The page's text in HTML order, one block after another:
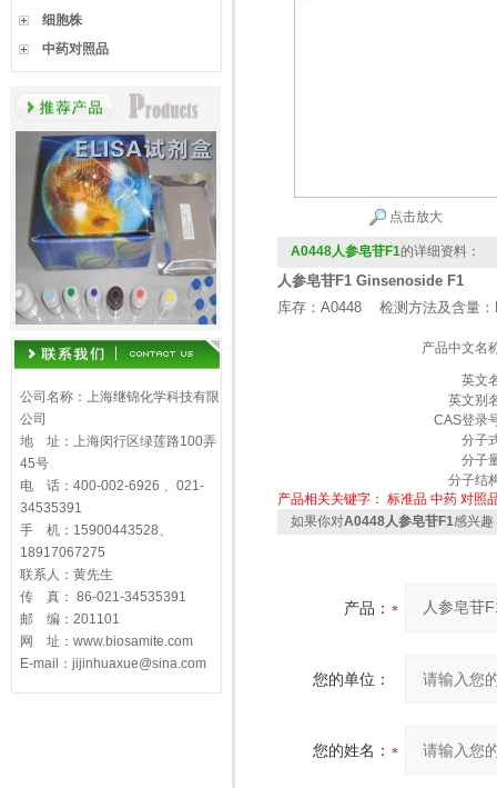
细胞株
中药对照品
公司名称：上海继锦化学科技有限
公司
地 址：上海闵行区绿莲路100弄
45号
电 话：400-002-6926 、021-
34535391
手 机：15900443528、
18917067275
联系人：黄先生
传 真： 86-021-34535391
邮 编：201101
网 址：www.biosamite.com
E-mail：jijinhuaxue@sina.com
点击放大
A0448人参皂苷F1的详细资料：
人参皂苷F1 Ginsenoside F1
库存：A0448 检测方法及含量
产品中文名
英文
英文别
CAS登录
分子
分子
分子结
产品相关关键字： 标准品 中药 对照
如果你对A0448人参皂苷F1感兴趣
产品：
您的单位：
您的姓名：